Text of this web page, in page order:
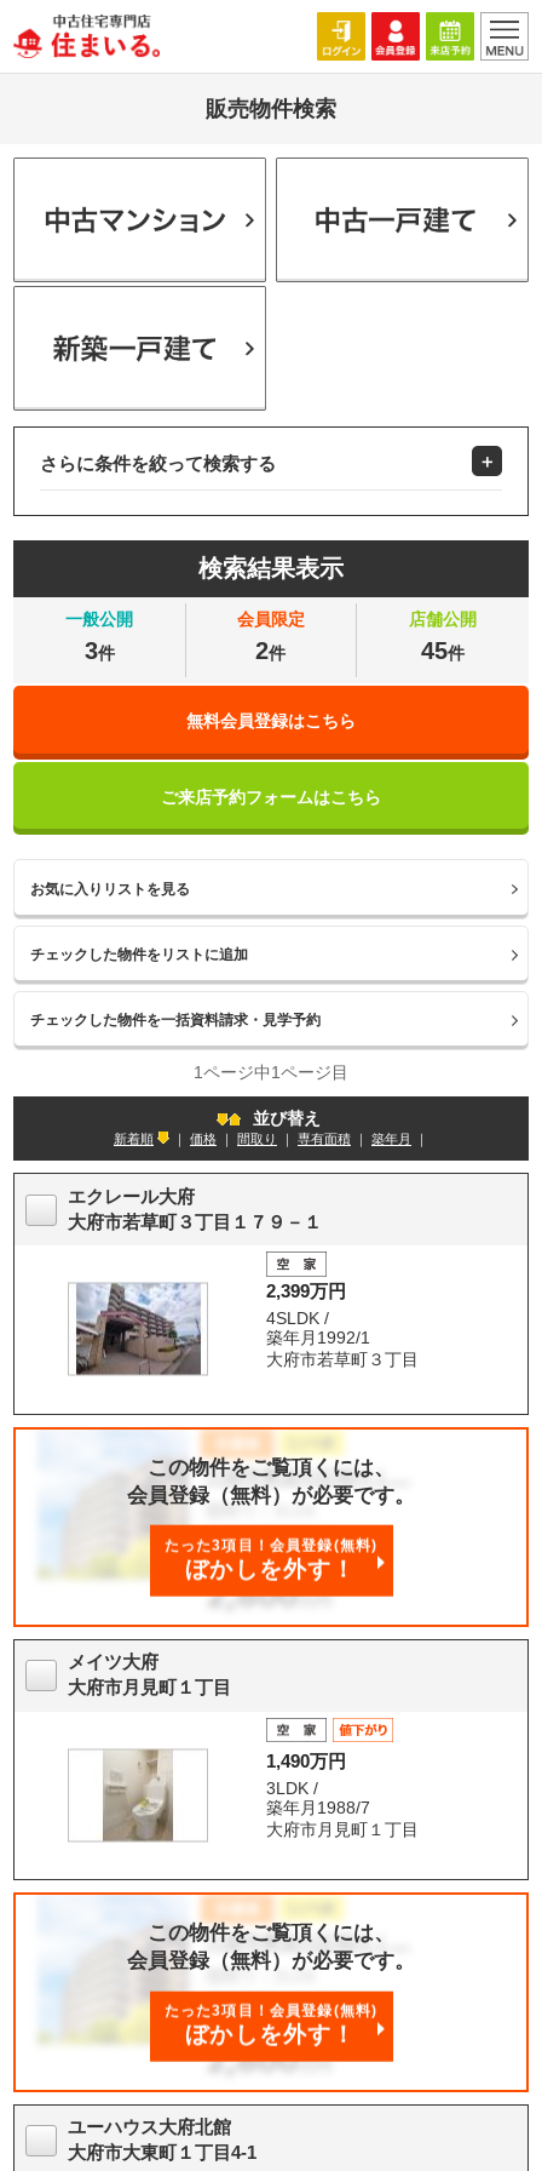
販売物件検索
さらに条件を絞って検索する
検索結果表示
一般公開
3件
会員限定
2件
店舗公開
45件
無料会員登録はこちら
ご来店予約フォームはこちら
お気に入りリストを見る
1ページ中1ページ目
並び替え
新着順 価格 間取り 専有面積 築年月
エクレール大府
大府市若草町３丁目１７９－１
2,399万円
4SLDK /
築年月1992/1
大府市若草町３丁目
この物件をご覧頂くには、
会員登録（無料）が必要です。
たった3項目！会員登録(無料)
ぼかしを外す！
メイツ大府
大府市月見町１丁目
1,490万円
3LDK /
築年月1988/7
大府市月見町１丁目
この物件をご覧頂くには、
会員登録（無料）が必要です。
たった3項目！会員登録(無料)
ぼかしを外す！
ユーハウス大府北館
大府市大東町１丁目4-1